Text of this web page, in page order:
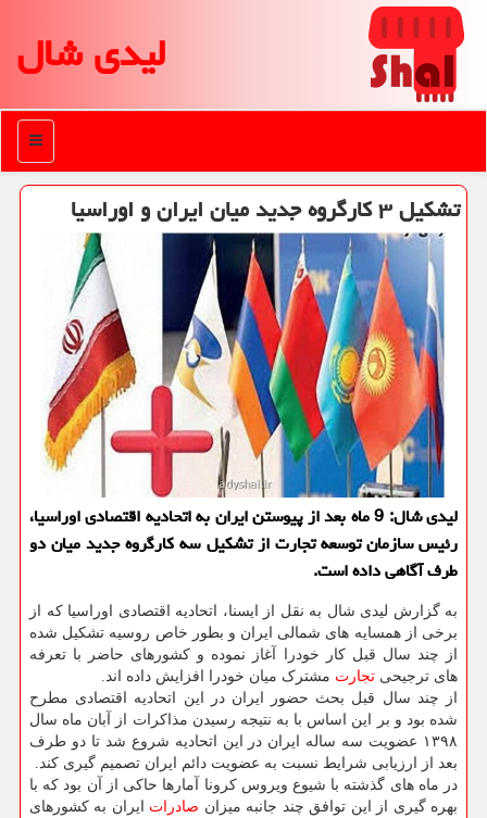
لیدی شال
منو
تشكیل ۳ كارگروه جدید میان ایران و اوراسیا
لیدی شال: 9 ماه بعد از پیوستن ایران به اتحادیه اقتصادی اوراسیا،
رئیس سازمان توسعه تجارت از تشكیل سه كارگروه جدید میان دو
طرف آگاهی داده است.
به گزارش لیدی شال به نقل از ایسنا، اتحادیه اقتصادی اوراسیا که از
برخی از همسایه های شمالی ایران و بطور خاص روسیه تشکیل شده
از چند سال قبل کار خودرا آغاز نموده و کشورهای حاضر با تعرفه
های ترجیحی تجارت مشترک میان خودرا افزایش داده اند.
از چند سال قبل بحث حضور ایران در این اتحادیه اقتصادی مطرح
شده بود و بر این اساس با به نتیجه رسیدن مذاکرات از آبان ماه سال
۱۳۹۸ عضویت سه ساله ایران در این اتحادیه شروع شد تا دو طرف
بعد از ارزیابی شرایط نسبت به عضویت دائم ایران تصمیم گیری کند.
در ماه های گذشته با شیوع ویروس کرونا آمارها حاکی از آن بود که با
بهره گیری از این توافق چند جانبه میزان صادرات ایران به کشورهای